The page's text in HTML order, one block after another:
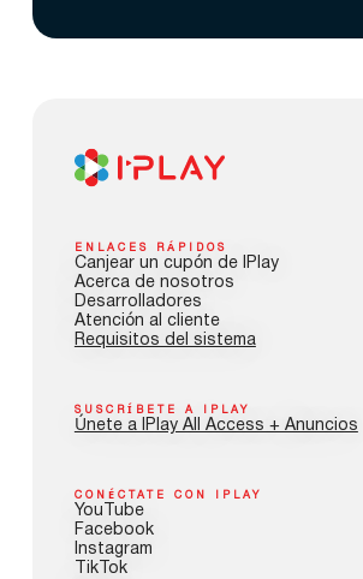
ENLACES RÁPIDOS
Canjear un cupón de IPlay
Acerca de nosotros
Desarrolladores
Atención al cliente
Requisitos del sistema
SUSCRÍBETE A IPLAY
Únete a IPlay All Access + Anuncios
CONÉCTATE CON IPLAY
YouTube
Facebook
Instagram
TikTok